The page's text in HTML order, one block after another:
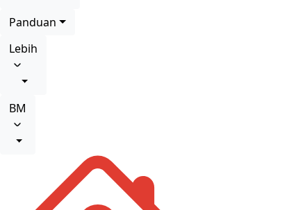
Panduan
Lebih
BM